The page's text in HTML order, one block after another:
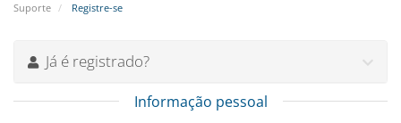
Suporte Registre-se
Já é registrado?
Informação pessoal